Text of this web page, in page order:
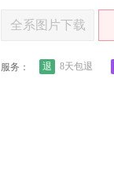
全系图片下载
服务： 退 8天包退